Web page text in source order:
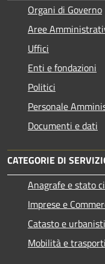
Organi di Governo
Aree
Uffici
Enti e fondazioni
Politici
Personale
Documenti e dati
CATEGORIE DI
Anagrafe e stato
Imprese e
Catasto e
Mobilità e trasporti